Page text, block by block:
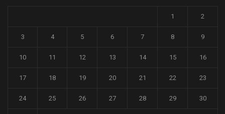
1 2
3 4 5 6 7 8 9
10 11 12 13 14 15 16
17 18 19 20 21 22 23
24 25 26 27 28 29 30